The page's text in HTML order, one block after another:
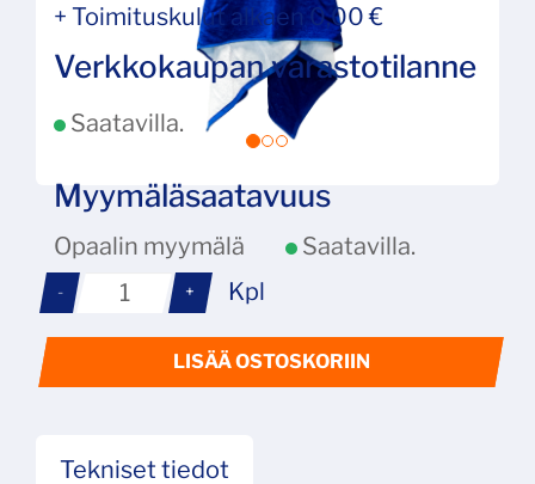
+ Toimituskulut alkaen 0,00 €
Verkkokaupan varastotilanne
Saatavilla.
Myymäläsaatavuus
Opaalin myymälä Saatavilla.
- + Kpl
LISÄÄ OSTOSKORIIN
Tekniset tiedot